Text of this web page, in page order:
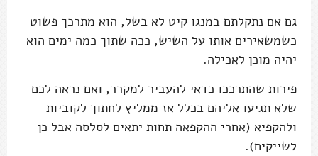
גם אם נתקלתם במנגו קיט לא בשל, הוא מתרכך פשוט
כשמשאירים אותו על השיש, ככה שתוך כמה ימים הוא
יהיה מוכן לאכילה.
פירות שהתרככו כדאי להעביר למקרר, ואם נראה לכם
שלא תגיעו אליהם בכלל אז ממליץ לחתוך לקוביות
ולהקפיא (אחרי ההקפאה תחות יתאים לסלסה אבל כן
לשייקים).